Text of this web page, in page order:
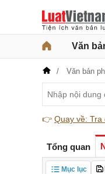
Văn
Văn bản
👉 Quay về: Tra
Tổng quan
Mục lục